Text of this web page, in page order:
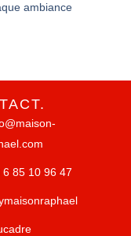
ambiance
6 85 10 96 47